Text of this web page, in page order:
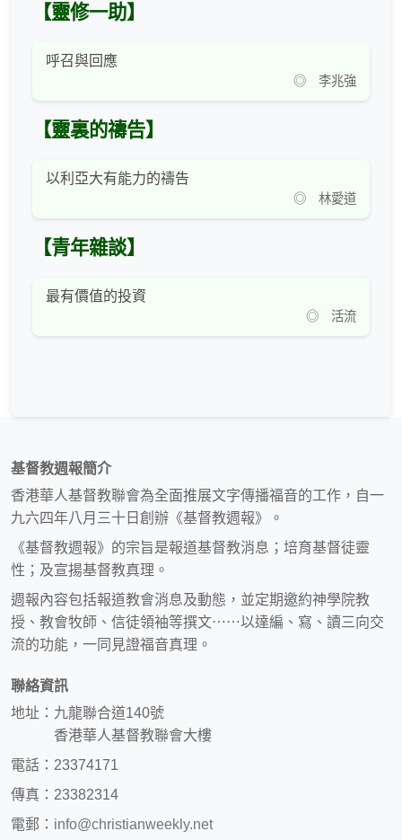
【靈修一助】
呼召與回應
◎ 李兆強
【靈裏的禱告】
以利亞大有能力的禱告
◎ 林愛道
【青年雜談】
最有價值的投資
◎ 活流
基督教週報簡介
香港華人基督教聯會為全面推展文字傳播福音的工作，自一
九六四年八月三十日創辦《基督教週報》。
《基督教週報》的宗旨是報道基督教消息；培育基督徒靈
性；及宣揚基督教真理。
週報內容包括報道教會消息及動態，並定期邀約神學院教
授、教會牧師、信徒領袖等撰文⋯⋯以達編、寫、讀三向交
流的功能，一同見證福音真理。
聯絡資訊
地址：九龍聯合道140號
香港華人基督教聯會大樓
電話：23374171
傳真：23382314
電郵： info@christianweekly.net